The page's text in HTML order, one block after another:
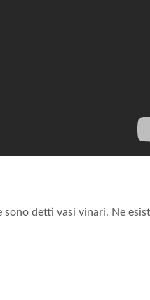
sono detti vasi vinari. Ne